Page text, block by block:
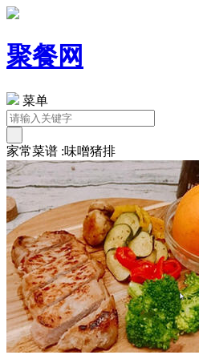
聚餐网
菜单
家常菜谱 :味噌猪排